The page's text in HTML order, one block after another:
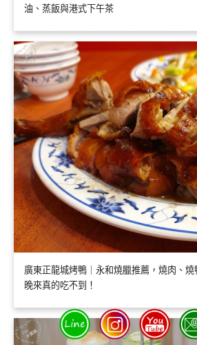
油、蒸飯與港式下午茶
廣東正龍城烤鴨｜永和燒臘推薦，燒肉、燒
晚來真的吃不到！